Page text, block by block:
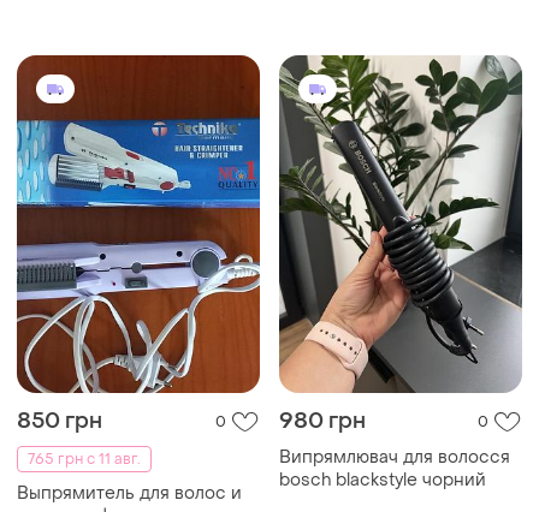
850 грн
0
765 грн с 11 авг.
Выпрямитель для волос и
980 грн 0
Випрямлювач для волосся
bosch blackstyle чорний